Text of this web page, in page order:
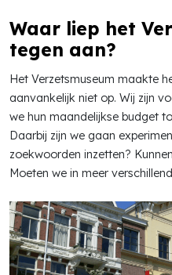
Waar liep het
tegen aan?
Het Verzetsmuseum maakte
aanvankelijk niet op. Wij zijn
we hun maandelijkse budget
Daarbij zijn we gaan
zoekwoorden inzetten?
Moeten we in meer